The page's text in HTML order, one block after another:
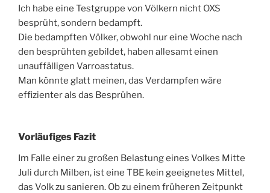
Ich habe eine Testgruppe von Völkern nicht OXS
besprüht, sondern bedampft.
Die bedampften Völker, obwohl nur eine Woche nach
den besprühten gebildet, haben allesamt einen
unauffälligen Varroastatus.
Man könnte glatt meinen, das Verdampfen wäre
effizienter als das Besprühen.
Vorläufiges Fazit
Im Falle einer zu großen Belastung eines Volkes Mitte
Juli durch Milben, ist eine TBE kein geeignetes Mittel,
das Volk zu sanieren. Ob zu einem früheren Zeitpunkt